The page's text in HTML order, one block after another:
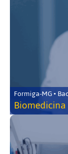
Formiga-MG •
Biomedicina